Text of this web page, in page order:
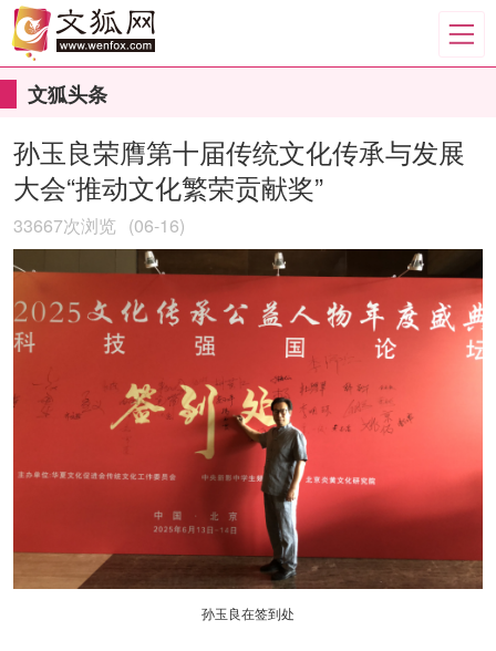
文狐头条
孙玉良荣膺第十届传统文化传承与发展
大会“推动文化繁荣贡献奖”
33667次浏览 (06-16)
孙玉良在签到处